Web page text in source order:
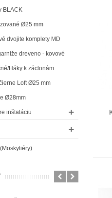
BLACK
Ø25 mm
dvojite komplety MD
dreveno - kovové
Háky k záclonám
Loft Ø25 mm
Ø28mm
inštaláciu